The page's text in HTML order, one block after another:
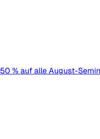
50 % auf alle August-